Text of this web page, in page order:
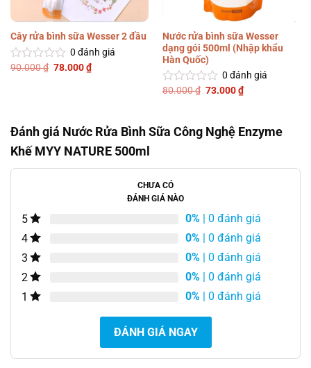
Cây rửa bình sữa Wesser 2 đầu
Được
sao
0 đánh giá
90.000₫ Giá
78.000₫Giá
hiện
Nước rửa bình sữa Wesser
dạng gói 500ml (Nhập khẩu
Hàn Quốc)
Được
0
5
0 đánh giá
80.000₫ Giá
73.000₫Giá
hiện
73.000 ₫.
Đánh giá Nước Rửa Bình Sữa Công Nghệ Enzyme
Khế MYY NATURE 500ml
CHƯA CÓ
ĐÁNH GIÁ NÀO
5 0% | 0 đánh giá
4
0% | 0 đánh giá
3
0% | 0 đánh giá
2
0% | 0 đánh giá
1
0% | 0 đánh giá
ĐÁNH GIÁ NGAY